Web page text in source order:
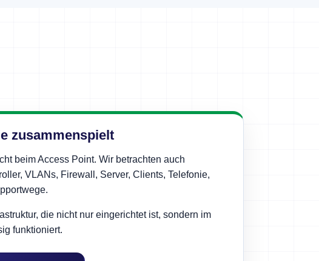
zusammenspielt
beim Access Point. Wir betrachten auch
VLANs, Firewall, Server, Clients, Telefonie,
die nicht nur eingerichtet ist, sondern im
funktioniert.